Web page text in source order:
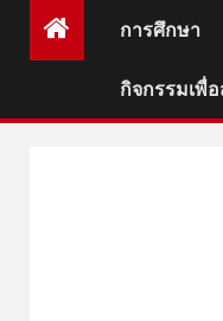
การศึกษา
กิจกรรมเพื่